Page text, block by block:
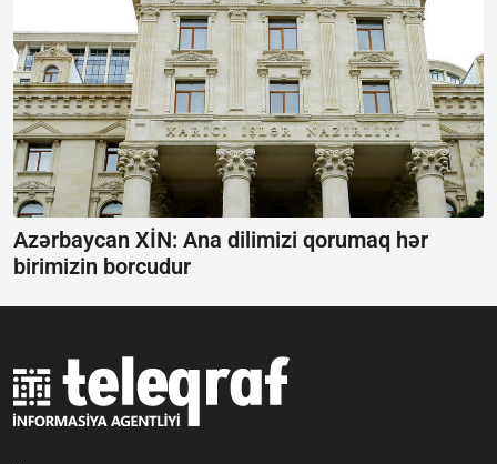
Azərbaycan XİN: Ana dilimizi qorumaq hər
birimizin borcudur